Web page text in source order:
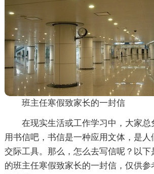
班主任寒假致家长的一封信
在现实生活或工作学习中，大家总
用书信吧，书信是一种应用文体，是
交际工具。那么，怎么去写信呢？以下
的班主任寒假致家长的一封信，仅供参